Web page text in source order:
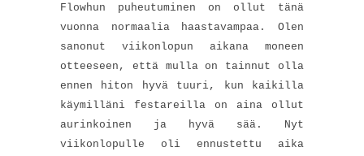
Flowhun puheutuminen on ollut tänä
vuonna normaalia haastavampaa. Olen
sanonut viikonlopun aikana moneen
otteeseen, että mulla on tainnut olla
ennen hiton hyvä tuuri, kun kaikilla
käymilläni festareilla on aina ollut
aurinkoinen ja hyvä sää. Nyt
viikonlopulle oli ennustettu aika